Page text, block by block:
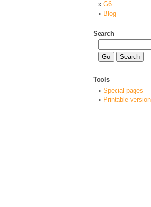
G6
Blog
Search
Tools
Special pages
Printable version